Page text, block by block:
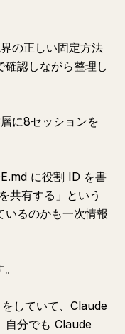
の正しい固定方法
確認しながら整理し
に8セッションを
に役割 ID を書
共有する」という
いるのかも一次情報
していて、Claude
自分でも Claude